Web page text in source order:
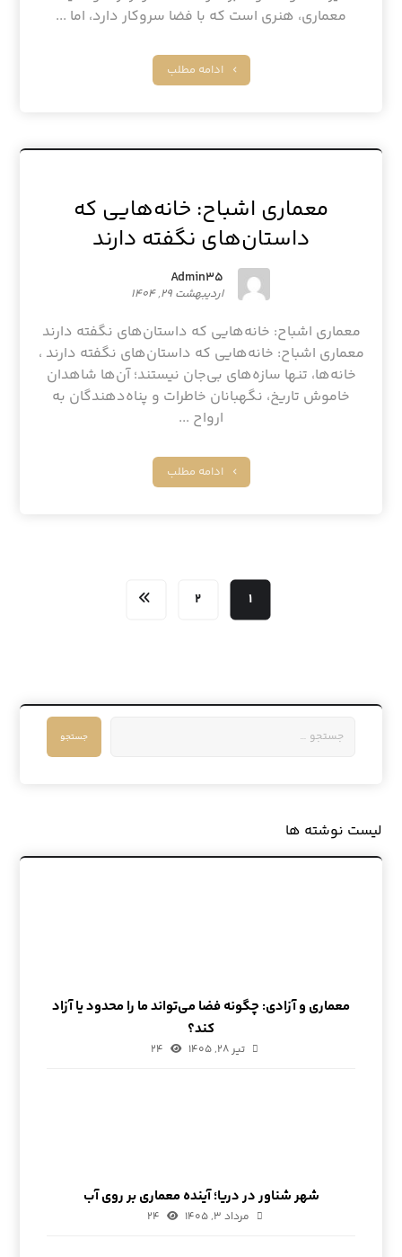
معماری، هنری است که با فضا سروکار دارد، اما ...
ادامه مطلب
معماری اشباح: خانه‌هایی که
داستان‌های نگفته دارند
Admin۳۵
اردیبهشت ۲۹, ۱۴۰۴
معماری اشباح: خانه‌هایی که داستان‌های نگفته دارند
معماری اشباح: خانه‌هایی که داستان‌های نگفته دارند ،
خانه‌ها، تنها سازه‌های بی‌جان نیستند؛ آن‌ها شاهدان
خاموش تاریخ، نگهبانان خاطرات و پناه‌دهندگان به
ارواح ...
ادامه مطلب
۱ ۲
جستجو
لیست نوشته ها
معماری و آزادی: چگونه فضا می‌تواند ما را محدود یا آزاد
کند؟
تیر ۲۸, ۱۴۰۵ ۲۴
شهر شناور در دریا؛ آینده معماری بر روی آب
مرداد ۳, ۱۴۰۵ ۲۴